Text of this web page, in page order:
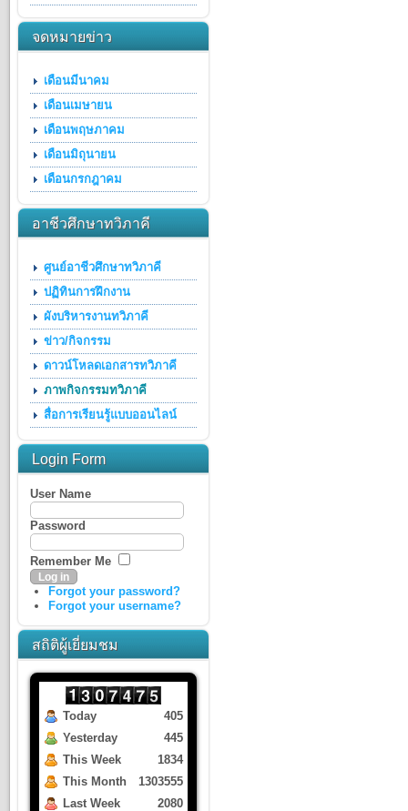
จดหมายข่าว
เดือนมีนาคม
เดือนเมษายน
เดือนพฤษภาคม
เดือนมิถุนายน
เดือนกรกฎาคม
อาชีวศึกษาทวิภาคี
ศูนย์อาชีวศึกษาทวิภาคี
ปฏิทินการฝึกงาน
ผังบริหารงานทวิภาคี
ข่าว/กิจกรรม
ดาวน์โหลดเอกสารทวิภาคี
ภาพกิจกรรมทวิภาคี
สื่อการเรียนรู้แบบออนไลน์
Login Form
User Name
Password
Remember Me
Forgot your password?
Forgot your username?
สถิติผู้เยี่ยมชม
Today
Yesterday
This Week
This Month
Last Week
405
445
1834
1303555
2080